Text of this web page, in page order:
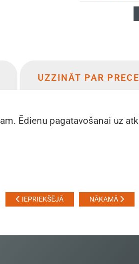
UZZINĀT PAR
Ēdienu pagatavošanai uz
IEPRIEKŠĒJĀ NĀKAMĀ